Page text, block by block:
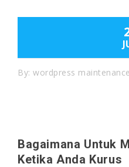
By: wordpress maintenance
Bagaimana Untuk
Ketika Anda Kurus